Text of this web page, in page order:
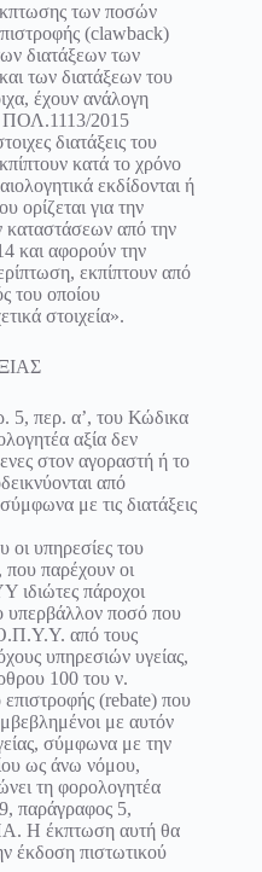
των ποσών
(clawback)
διατάξεων των
των διατάξεων του
έχουν ανάλογη
ΠΟΛ.1113/2015
διατάξεις του
κατά το χρόνο
εκδίδονται ή
ορίζεται για την
καταστάσεων από την
και αφορούν την
εκπίπτουν από
του οποίου
στοιχεία».
5, περ. α’, του Κώδικα
αξία δεν
στον αγοραστή ή το
από
με τις διατάξεις
οι υπηρεσίες του
παρέχουν οι
πάροχοι
υπερβάλλον ποσό που
από τους
υπηρεσιών υγείας,
100 του ν.
(rebate) που
με αυτόν
σύμφωνα με την
ως άνω νόμου,
τη φορολογητέα
παράγραφος 5,
Η έκπτωση αυτή θα
έκδοση πιστωτικού